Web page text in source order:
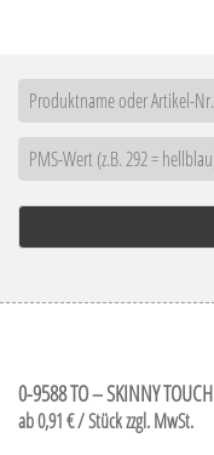
0-9588 TO – SKINNY TOUCH
ab 0,91 € / Stück zzgl. MwSt.